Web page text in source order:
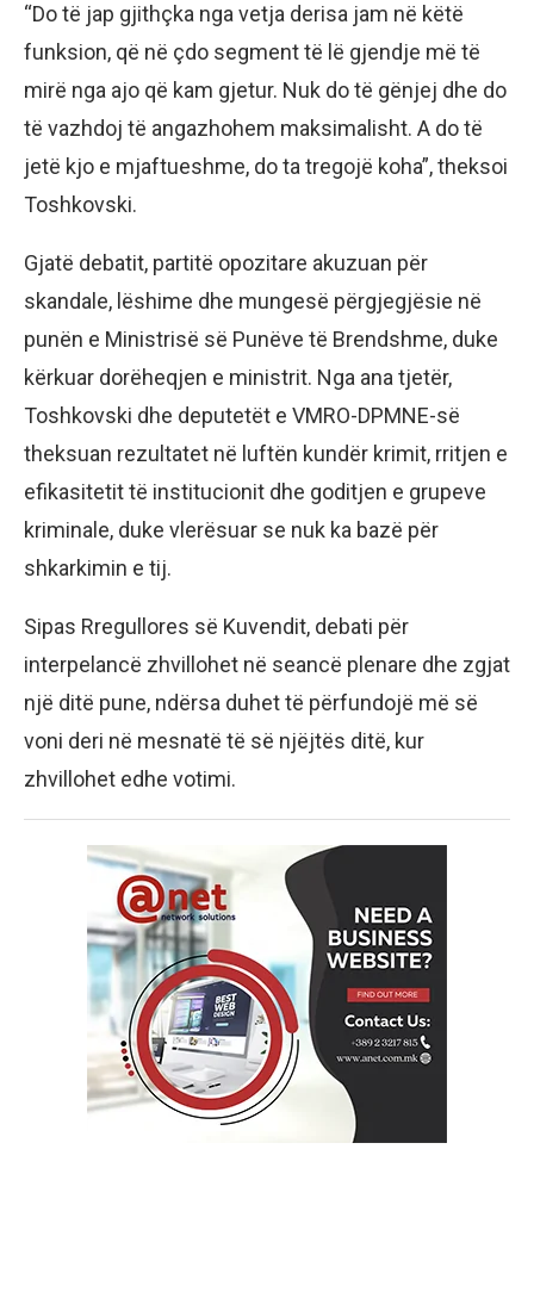
“Do të jap gjithçka nga vetja derisa jam në këtë
funksion, që në çdo segment të lë gjendje më të
mirë nga ajo që kam gjetur. Nuk do të gënjej dhe do
të vazhdoj të angazhohem maksimalisht. A do të
jetë kjo e mjaftueshme, do ta tregojë koha”, theksoi
Toshkovski.
Gjatë debatit, partitë opozitare akuzuan për
skandale, lëshime dhe mungesë përgjegjësie në
punën e Ministrisë së Punëve të Brendshme, duke
kërkuar dorëheqjen e ministrit. Nga ana tjetër,
Toshkovski dhe deputetët e VMRO-DPMNE-së
theksuan rezultatet në luftën kundër krimit, rritjen e
efikasitetit të institucionit dhe goditjen e grupeve
kriminale, duke vlerësuar se nuk ka bazë për
shkarkimin e tij.
Sipas Rregullores së Kuvendit, debati për
interpelancë zhvillohet në seancë plenare dhe zgjat
një ditë pune, ndërsa duhet të përfundojë më së
voni deri në mesnatë të së njëjtës ditë, kur
zhvillohet edhe votimi.